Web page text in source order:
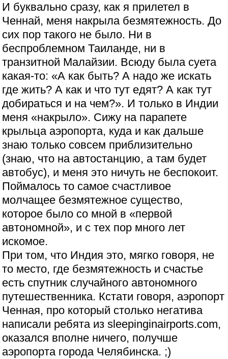
И буквально сразу, как я прилетел в
Ченнай, меня накрыла безмятежность. До
сих пор такого не было. Ни в
беспроблемном Таиланде, ни в
транзитной Малайзии. Всюду была суета
какая-то: «А как быть? А надо же искать
где жить? А как и что тут едят? А как тут
добираться и на чем?». И только в Индии
меня «накрыло». Сижу на парапете
крыльца аэропорта, куда и как дальше
знаю только совсем приблизительно
(знаю, что на автостанцию, а там будет
автобус), и меня это ничуть не беспокоит.
Поймалось то самое счастливое
молчащее безмятежное существо,
которое было со мной в «первой
автономной», и с тех пор много лет
искомое.
При том, что Индия это, мягко говоря, не
то место, где безмятежность и счастье
есть спутник случайного автономного
путешественника. Кстати говоря, аэропорт
Ченная, про который столько негатива
написали ребята из sleepinginairports.com,
оказался вполне ничего, получше
аэропорта города Челябинска. ;)